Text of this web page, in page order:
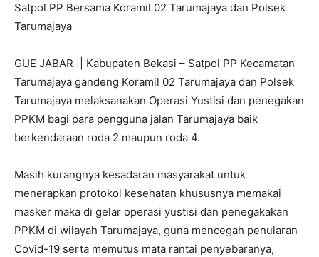
Satpol PP Bersama Koramil 02 Tarumajaya dan Polsek
Tarumajaya
GUE JABAR || Kabupaten Bekasi – Satpol PP Kecamatan
Tarumajaya gandeng Koramil 02 Tarumajaya dan Polsek
Tarumajaya melaksanakan Operasi Yustisi dan penegakan
PPKM bagi para pengguna jalan Tarumajaya baik
berkendaraan roda 2 maupun roda 4.
Masih kurangnya kesadaran masyarakat untuk
menerapkan protokol kesehatan khususnya memakai
masker maka di gelar operasi yustisi dan penegakakan
PPKM di wilayah Tarumajaya, guna mencegah penularan
Covid-19 serta memutus mata rantai penyebaranya,